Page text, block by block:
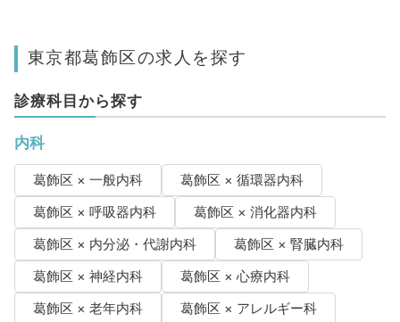
東京都葛飾区の求人を探す
診療科目から探す
内科
葛飾区 × 一般内科
葛飾区 × 循環器内科
葛飾区 × 呼吸器内科
葛飾区 × 消化器内科
葛飾区 × 内分泌・代謝内科
葛飾区 × 腎臓内科
葛飾区 × 神経内科
葛飾区 × 心療内科
葛飾区 × 老年内科
葛飾区 × アレルギー科